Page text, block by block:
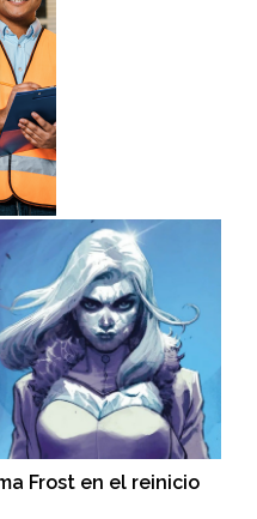
Frost en el reinicio